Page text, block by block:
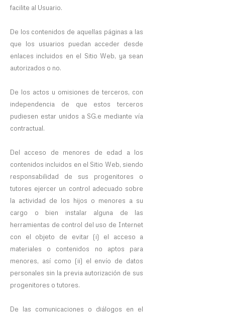
facilite al Usuario.
De los contenidos de aquellas páginas a las
que los usuarios puedan acceder desde
enlaces incluidos en el Sitio Web, ya sean
autorizados o no.
De los actos u omisiones de terceros, con
independencia de que estos terceros
pudiesen estar unidos a SG.e mediante vía
contractual.
Del acceso de menores de edad a los
contenidos incluidos en el Sitio Web, siendo
responsabilidad de sus progenitores o
tutores ejercer un control adecuado sobre
la actividad de los hijos o menores a su
cargo o bien instalar alguna de las
herramientas de control del uso de Internet
con el objeto de evitar (i) el acceso a
materiales o contenidos no aptos para
menores, así como (ii) el envío de datos
personales sin la previa autorización de sus
progenitores o tutores.
De las comunicaciones o diálogos en el